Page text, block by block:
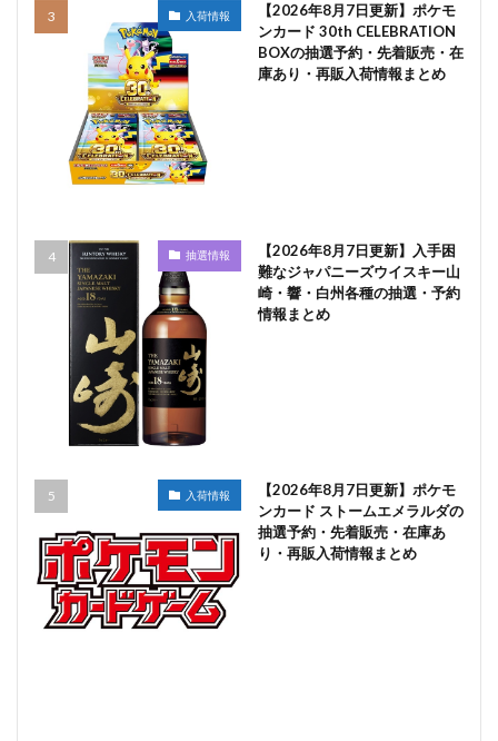
入荷情報
【2026年8月7日更新】ポケモ
ンカード 30th CELEBRATION
BOXの抽選予約・先着販売・在
庫あり・再販入荷情報まとめ
抽選情報
【2026年8月7日更新】入手困
難なジャパニーズウイスキー山
崎・響・白州各種の抽選・予約
情報まとめ
入荷情報
【2026年8月7日更新】ポケモ
ンカード ストームエメラルダの
抽選予約・先着販売・在庫あ
り・再販入荷情報まとめ